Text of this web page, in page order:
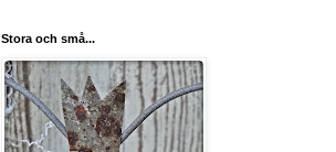
Stora och små...